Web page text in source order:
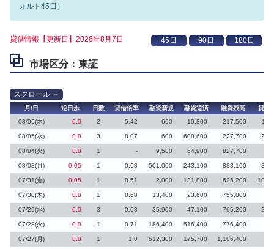
ォルト45日）
貸借情報【更新日】2026年8月7日
市場区分：東証
月/日 逆日歩 日数 貸借倍率 融資新規 融資返済 融資残高
貸株
08/06(木)
0.0 2 5.42 600 10,800 217,500
08/05(水) 0.0 3 8.07 600 600,600 227,700
08/04(火) 0.0 1 - 9,500 64,900 827,700
08/03(月) 0.05 1 0.68 501,000 243,100 883,100
07/31(金) 0.05 1 0.51 2,000 131,800 625,200
07/30(木) 0.0 1 0.68 13,400 23,600 755,000
07/29(水) 0.0 3 0.68 35,900 47,100 765,200
07/28(火) 0.0 1 0.71 186,400 516,400 776,400
07/27(月) 0.0 1 1.0 512,300 175,700 1,106,400